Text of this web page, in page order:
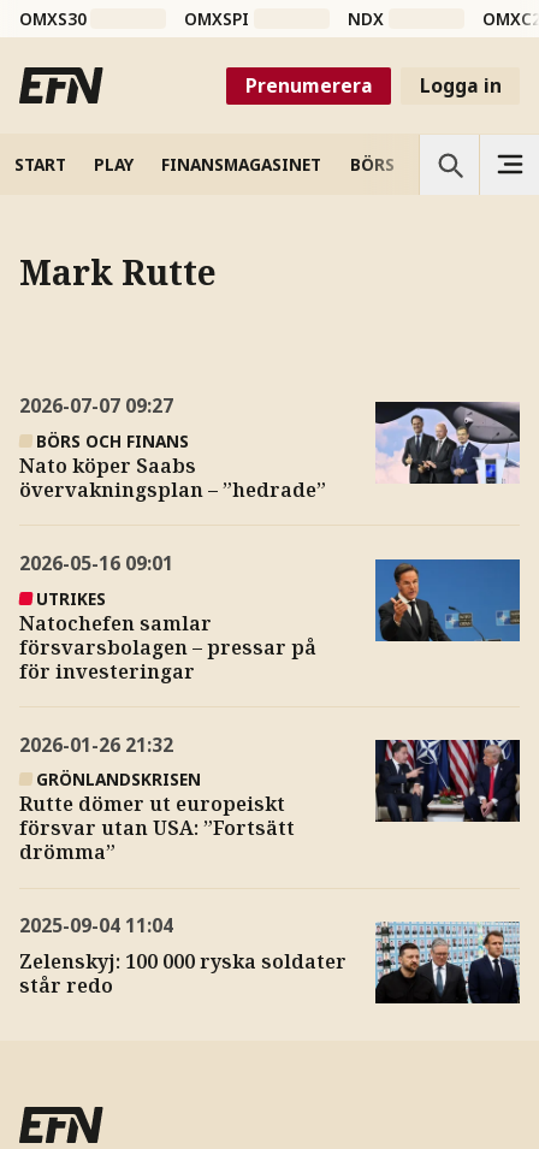
OMXS30 OMXSPI NDX
Prenumerera Logga in
START PLAY FINANSMAGASINET BÖRS VETENSKAP
Mark Rutte
2026-07-07 09:27
BÖRS OCH FINANS
Nato köper Saabs
övervakningsplan – ”hedrade”
2026-05-16 09:01
UTRIKES
Natochefen samlar
försvarsbolagen – pressar på
för investeringar
2026-01-26 21:32
GRÖNLANDSKRISEN
Rutte dömer ut europeiskt
försvar utan USA: ”Fortsätt
drömma”
2025-09-04 11:04
Zelenskyj: 100 000 ryska soldater
står redo